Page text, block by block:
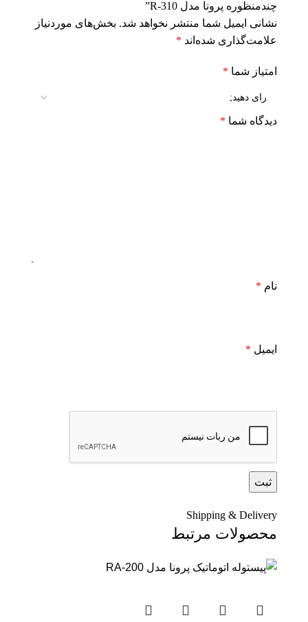
چندمنظوره پرونا مدل R-310”
نشانی ایمیل شما منتشر نخواهد شد. بخش‌های موردنیاز
علامت‌گذاری شده‌اند *
امتیاز شما *
دیدگاه شما *
نام *
ایمیل *
Shipping & Delivery
محصولات مرتبط